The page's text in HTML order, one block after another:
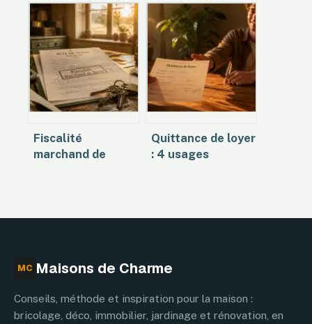
: 20 ans d’exercice
et une procédure
stricte pour
porter ce titre
passage : qui paie
l’entretien et
comment éviter
les conflits ?
Fiscalité
marchand de
requalification et
Quittance de loyer
: 4 usages
indispensables
MC Maisons de Charme
Conseils, méthode et inspiration pour la maison :
bricolage, déco, immobilier, jardinage et rénovation, en